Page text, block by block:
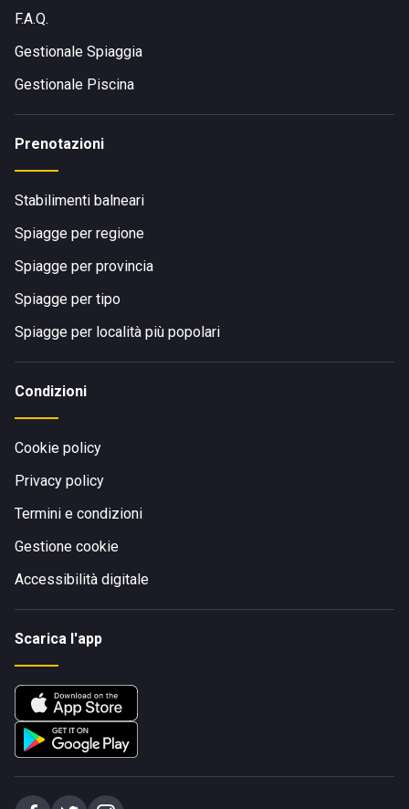
F.A.Q.
Gestionale Spiaggia
Gestionale Piscina
Prenotazioni
Stabilimenti balneari
Spiagge per regione
Spiagge per provincia
Spiagge per tipo
Spiagge per località più popolari
Condizioni
Cookie policy
Privacy policy
Termini e condizioni
Gestione cookie
Accessibilità digitale
Scarica l'app